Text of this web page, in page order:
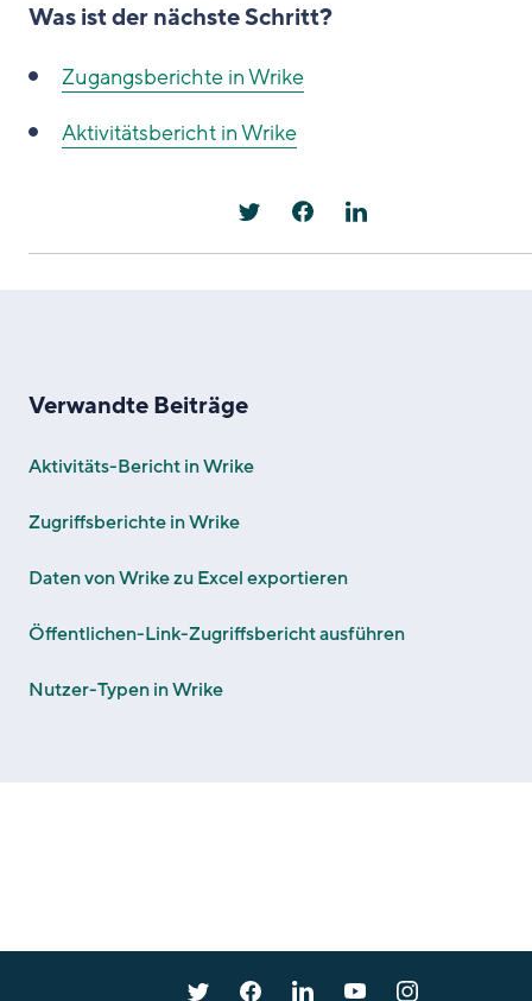
Was ist der nächste Schritt?
Zugangsberichte in Wrike
Aktivitätsbericht in Wrike
Verwandte Beiträge
Aktivitäts-Bericht in Wrike
Zugriffsberichte in Wrike
Daten von Wrike zu Excel exportieren
Öffentlichen-Link-Zugriffsbericht ausführen
Nutzer-Typen in Wrike